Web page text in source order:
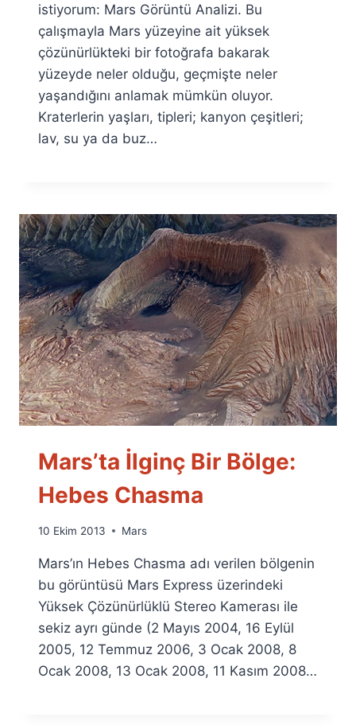
istiyorum: Mars Görüntü Analizi. Bu
çalışmayla Mars yüzeyine ait yüksek
çözünürlükteki bir fotoğrafa bakarak
yüzeyde neler olduğu, geçmişte neler
yaşandığını anlamak mümkün oluyor.
Kraterlerin yaşları, tipleri; kanyon çeşitleri;
lav, su ya da buz…
Mars’ta İlginç Bir Bölge:
Hebes Chasma
By
Fuat
Özyar
10 Ekim 2013 Mars
Mars’ın Hebes Chasma adı verilen bölgenin
bu görüntüsü Mars Express üzerindeki
Yüksek Çözünürlüklü Stereo Kamerası ile
sekiz ayrı günde (2 Mayıs 2004, 16 Eylül
2005, 12 Temmuz 2006, 3 Ocak 2008, 8
Ocak 2008, 13 Ocak 2008, 11 Kasım 2008…